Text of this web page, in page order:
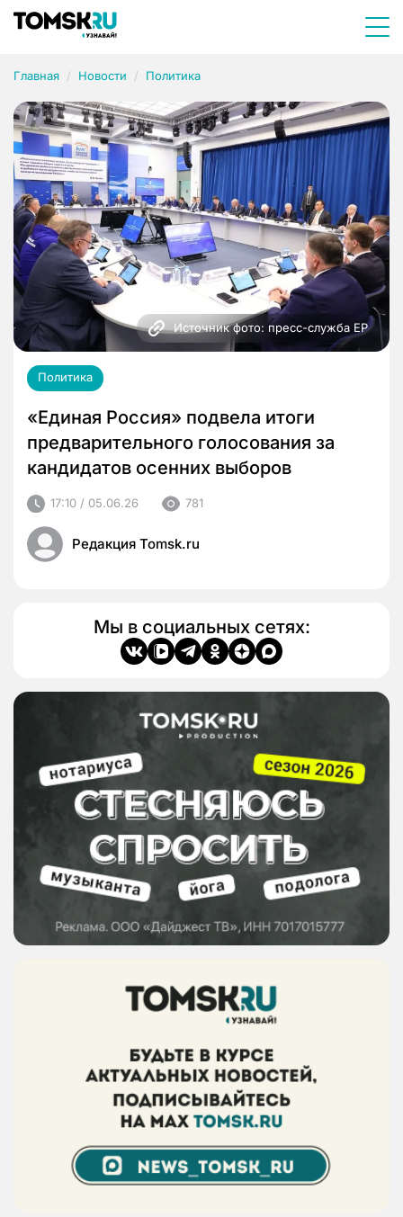
Главная Новости Политика
Источник фото: пресс-служба ЕР
Политика
«Единая Россия» подвела итоги
предварительного голосования за
кандидатов осенних выборов
17:10 / 05.06.26 781
Редакция Tomsk.ru
Мы в социальных сетях: